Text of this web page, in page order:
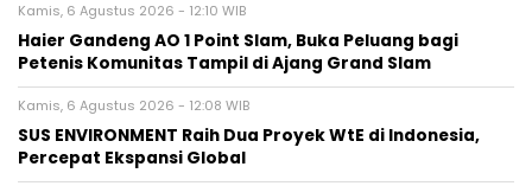
Kamis, 6 Agustus 2026 - 12:10 WIB
Haier Gandeng AO 1 Point Slam, Buka Peluang bagi
Petenis Komunitas Tampil di Ajang Grand Slam
Kamis, 6 Agustus 2026 - 12:08 WIB
SUS ENVIRONMENT Raih Dua Proyek WtE di Indonesia,
Percepat Ekspansi Global